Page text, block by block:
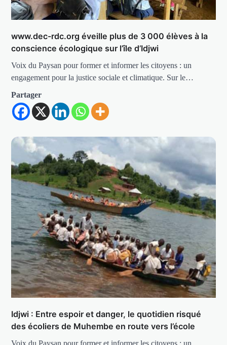
www.dec-rdc.org éveille plus de 3 000 élèves à la
conscience écologique sur l’île d’Idjwi
Voix du Paysan pour former et informer les citoyens : un
engagement pour la justice sociale et climatique. Sur le…
Partager
Idjwi : Entre espoir et danger, le quotidien risqué
des écoliers de Muhembe en route vers l’école
Voix du Paysan pour former et informer les citoyens : un